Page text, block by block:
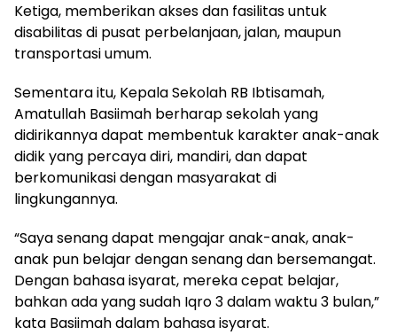
Ketiga, memberikan akses dan fasilitas untuk
disabilitas di pusat perbelanjaan, jalan, maupun
transportasi umum.
Sementara itu, Kepala Sekolah RB Ibtisamah,
Amatullah Basiimah berharap sekolah yang
didirikannya dapat membentuk karakter anak-anak
didik yang percaya diri, mandiri, dan dapat
berkomunikasi dengan masyarakat di
lingkungannya.
“Saya senang dapat mengajar anak-anak, anak-
anak pun belajar dengan senang dan bersemangat.
Dengan bahasa isyarat, mereka cepat belajar,
bahkan ada yang sudah Iqro 3 dalam waktu 3 bulan,”
kata Basiimah dalam bahasa isyarat.